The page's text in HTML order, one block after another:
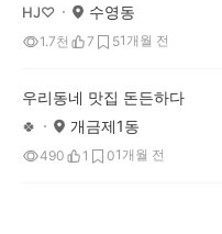
HJ♡ 수영동
1.7천 7 51개월 전
우리동네 맛집 돈든하다
🍀 개금제1동
490 1 01개월 전